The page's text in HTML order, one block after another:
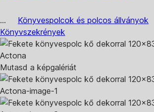
...
Könyvespolcok és polcos állványok
Könyvszekrények
Mutasd a képgalériát